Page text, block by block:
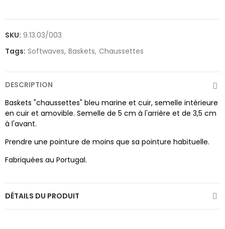
SKU: 9.13.03/003
Tags: Softwaves Baskets Chaussettes
DESCRIPTION
Baskets "chaussettes" bleu marine et cuir, semelle intérieure
en cuir et amovible. Semelle de 5 cm à l'arrière et de 3,5 cm
à l'avant.
Prendre une pointure de moins que sa pointure habituelle.
Fabriquées au Portugal.
DÉTAILS DU PRODUIT